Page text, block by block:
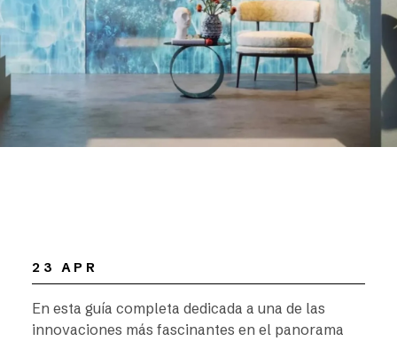
23 APR
En esta guía completa dedicada a una de las
innovaciones más fascinantes en el panorama